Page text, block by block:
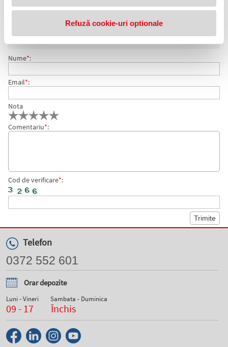
Refuză cookie-uri optionale
COMENTARII ETICHETE AUTOADEZIVE 4/PAG 105 X
148.5 MM MM EXTE
Nu exista comentarii. Fii primul care comenteaza acest produs!
Adresa de e-mail ramane confidentiala si nu va fi afisata pe site.
Nume*:
Email*:
Nota
Comentariu*:
Cod de verificare*:
Telefon
0372 552 601
Orar depozite
Luni - Vineri
09 - 17
Sambata - Duminica
Închis